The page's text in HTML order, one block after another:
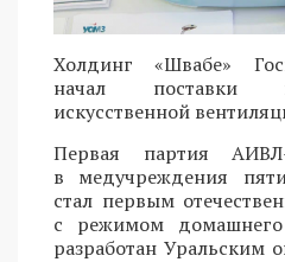
Холдинг «Швабе»
начал поставки
искусственной
Первая партия
в медучреждения
стал первым
с режимом домашнего
разработан Уральским